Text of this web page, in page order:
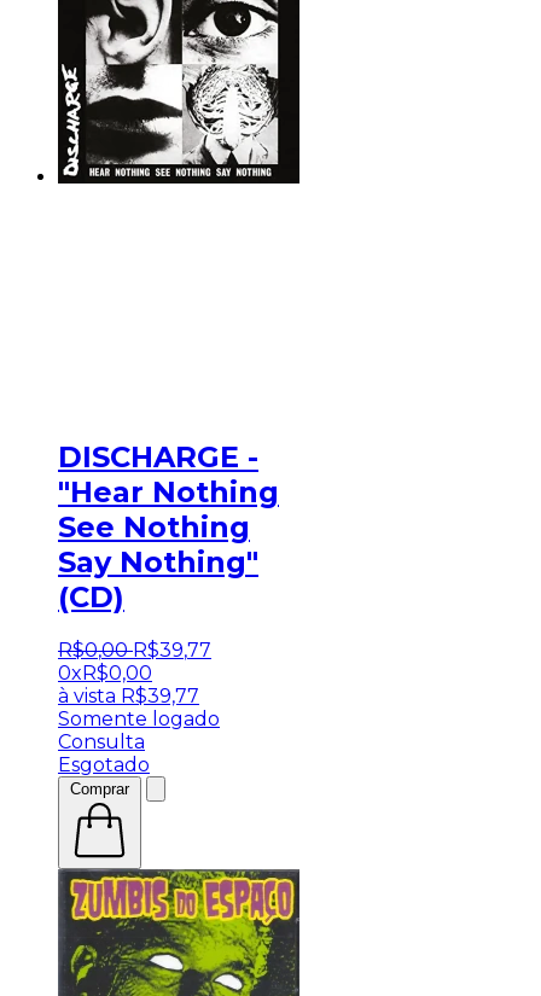
DISCHARGE -
"Hear Nothing
See Nothing
Say Nothing"
(CD)
R$0,00 R$39,77
0xR$0,00
à vista R$39,77
Somente logado
Consulta
Esgotado
Comprar